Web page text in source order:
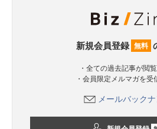
新規会員登録 無料
・全ての過去記事が閲
・会員限定メルマガを受
メールバック